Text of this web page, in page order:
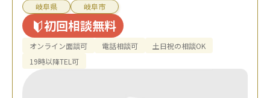
岐阜県 岐阜市
初回相談無料
オンライン面談可 電話相談可
土日祝の相談OK
19時以降TEL可